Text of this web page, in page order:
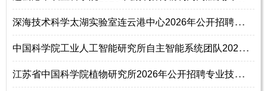
深
海技术科学太湖实验室连云港中心2026年公开招聘高层次人才公告
中
国科学院工业人工智能研究所自主智能系统团队2026年招聘公告
江
苏省中国科学院植物研究所2026年公开招聘专业技术人员公告